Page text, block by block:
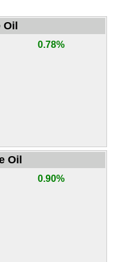
Oil
0.78%
Oil
0.90%